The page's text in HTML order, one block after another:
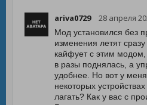
ariva0729 28 апреля
Мод установился без
изменения летят
кайфует с этим
в разы поднялась, а
удобнее. Но вот у
некоторых
лагать? Как у вас с